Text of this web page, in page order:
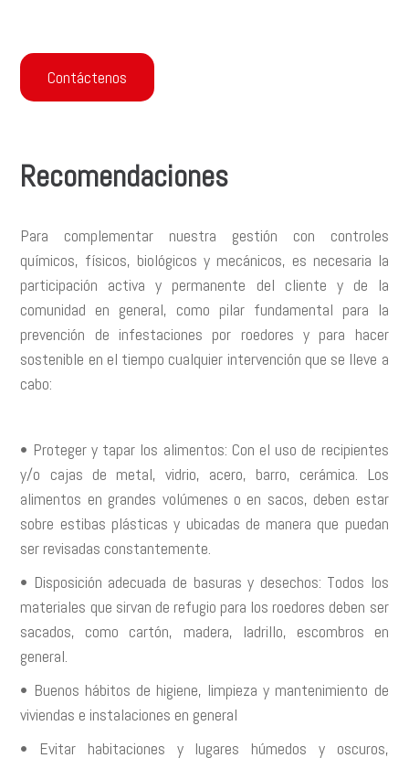
Contáctenos
Recomendaciones
Para complementar nuestra gestión con controles
químicos, físicos, biológicos y mecánicos, es necesaria la
participación activa y permanente del cliente y de la
comunidad en general, como pilar fundamental para la
prevención de infestaciones por roedores y para hacer
sostenible en el tiempo cualquier intervención que se lleve a
cabo:
• Proteger y tapar los alimentos: Con el uso de recipientes
y/o cajas de metal, vidrio, acero, barro, cerámica. Los
alimentos en grandes volúmenes o en sacos, deben estar
sobre estibas plásticas y ubicadas de manera que puedan
ser revisadas constantemente.
• Disposición adecuada de basuras y desechos: Todos los
materiales que sirvan de refugio para los roedores deben ser
sacados, como cartón, madera, ladrillo, escombros en
general.
• Buenos hábitos de higiene, limpieza y mantenimiento de
viviendas e instalaciones en general
• Evitar habitaciones y lugares húmedos y oscuros,